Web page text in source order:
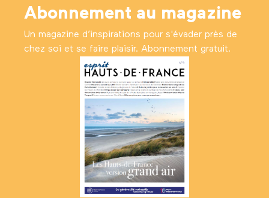
Abonnement au magazine
Un magazine d’inspirations pour s'évader près de
chez soi et se faire plaisir. Abonnement gratuit.